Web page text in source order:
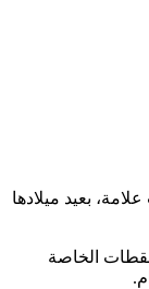
بعيد ميلادها
الخاصة